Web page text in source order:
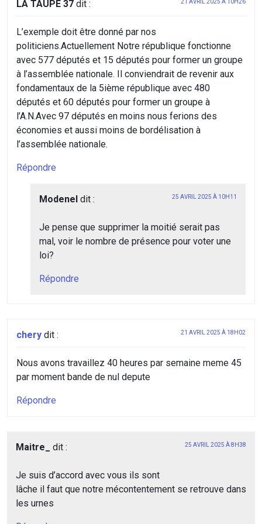
LA TAUPE 37 dit : 21 AVRIL 2025 À 10H26
L’exemple doit être donné par nos
politiciens.Actuellement Notre république fonctionne
avec 577 députés et 15 députés pour former un groupe
à l’assemblée nationale. Il conviendrait de revenir aux
fondamentaux de la 5ième république avec 480
députés et 60 députés pour former un groupe à
l’A.N.Avec 97 députés en moins nous ferions des
économies et aussi moins de bordélisation à
l’assemblée nationale.
Répondre
Modenel dit : 25 AVRIL 2025 À 10H11
Je pense que supprimer la moitié serait pas
mal, voir le nombre de présence pour voter une
loi?
Répondre
chery dit : 21 AVRIL 2025 À 18H02
Nous avons travaillez 40 heures par semaine meme 45
par moment bande de nul depute
Répondre
Maitre_ dit : 25 AVRIL 2025 À 8H38
Je suis d’accord avec vous ils sont
lâche il faut que notre mécontentement se retrouve dans
les urnes